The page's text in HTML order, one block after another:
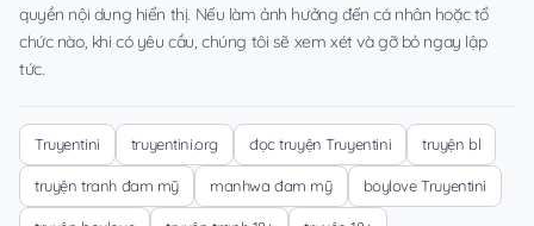
quyền nội dung hiển thị. Nếu làm ảnh hưởng đến cá nhân hoặc tổ
chức nào, khi có yêu cầu, chúng tôi sẽ xem xét và gỡ bỏ ngay lập
tức.
Truyentini truyentini.org đọc truyện Truyentini truyện bl
truyện tranh đam mỹ manhwa đam mỹ boylove Truyentini